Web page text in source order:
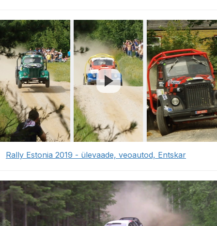
Rally Estonia 2019 - ülevaade, veoautod, Entskar